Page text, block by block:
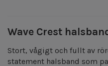
Wave Crest
Stort, vågigt och fullt av
statement halsband som